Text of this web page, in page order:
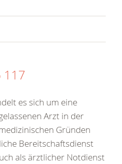
117
es sich um eine
Arzt in der
Gründen
Bereitschaftsdienst
als ärztlicher Notdienst